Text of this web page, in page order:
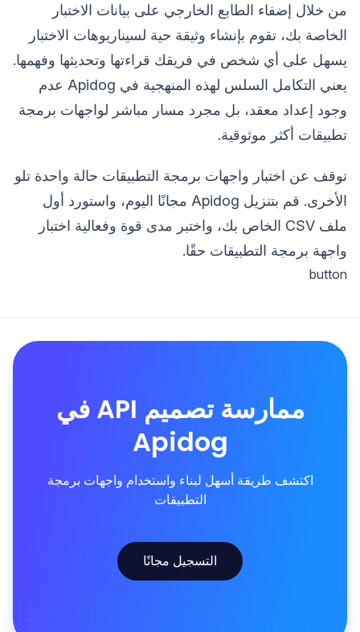
من خلال إضفاء الطابع الخارجي على بيانات الاختبار
الخاصة بك، تقوم بإنشاء وثيقة حية لسيناريوهات الاختبار
يسهل على أي شخص في فريقك قراءتها وتحديثها وفهمها.
يعني التكامل السلس لهذه المنهجية في Apidog عدم
وجود إعداد معقد، بل مجرد مسار مباشر لواجهات برمجة
تطبيقات أكثر موثوقية.
توقف عن اختبار واجهات برمجة التطبيقات حالة واحدة تلو
الأخرى. قم بتنزيل Apidog مجانًا اليوم، واستورد أول
ملف CSV الخاص بك، واختبر مدى قوة وفعالية اختبار
واجهة برمجة التطبيقات حقًا.
button
ممارسة تصميم API في
Apidog
اكتشف طريقة أسهل لبناء واستخدام واجهات برمجة
التطبيقات
التسجيل مجانًا